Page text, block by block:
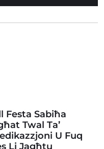
Festa Sabiħa
Twal Ta’
U Fuq
Li Jagħtu